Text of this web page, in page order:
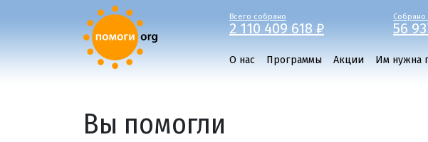
Всего собрано
2 110 409 618 ₽
Собрано
56
О нас Программы Акции Им нужна
Вы помогли